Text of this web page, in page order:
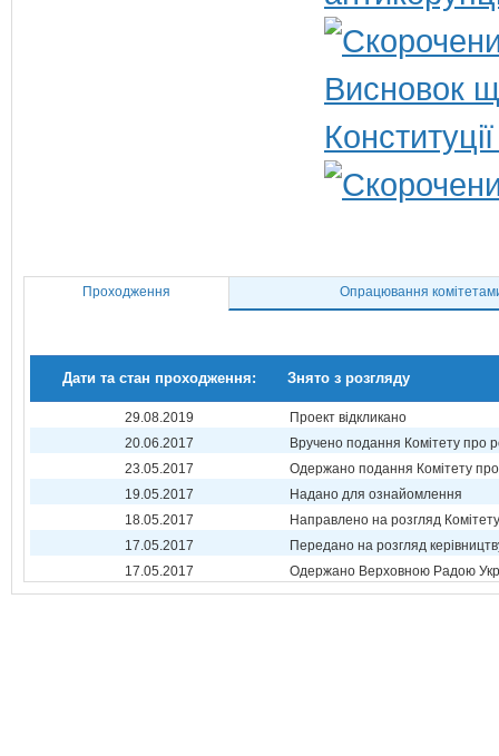
Висновок
Проходження Опрацювання
Дати та стан проходження: Знято з розгляду
29.08.2019
Проект відкликано
20.06.2017
Вручено подання Комітету про
23.05.2017
Одержано подання Комітету
19.05.2017
Надано для ознайомлення
18.05.2017
Направлено на розгляд Комітету
17.05.2017
Передано на розгляд
17.05.2017
Одержано Верховною Радою